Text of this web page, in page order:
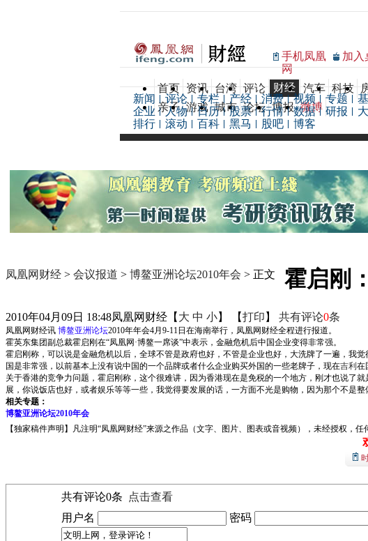
手机凤凰
网
加入
首页 资讯 台湾 评论 财经 汽车 科技
亲子 游戏 城市 论坛 博报 微博
新闻 评论 专栏 产经 消费 视频 专题
企业
人物 日历 股票 行情 数据 研报
排行
滚动 百科 黑马 股吧 博客
凤凰网财经 > 会议报道 > 博鳌亚洲论坛2010年会 > 正文 霍启刚
2010年04月09日 18:48凤凰网财经 【 大 中 小】 【打印 】 共有评论0条
凤凰网财经讯 博鳌亚洲论坛2010年年会4月9-11日在海南举行，凤凰网财经全程进行报道。
霍英东集团副总裁霍启刚在“凤凰网·博鳌一席谈”中表示，金融危机后中国企业变得非常强。
霍启刚称，可以说是金融危机以后，全球不管是政府也好，不管是企业也好，大洗牌了一遍，我
国是非常强，以前基本上没有说中国的一个品牌或者什么企业购买外国的一些老牌子，现在吉利在
关于香港的竞争力问题，霍启刚称，这个很难讲，因为香港现在是免税的一个地方，刚才也说了
展，你说饭店也好，或者娱乐等等一些，我觉得要发展的话，一方面不光是购物，因为那个不是
相关专题：
博鳌亚洲论坛2010年会
【独家稿件声明】凡注明“凤凰网财经”来源之作品（文字、图片、图表或音视频），未经授权，
共有评论0条
点击查看
用户名
密码